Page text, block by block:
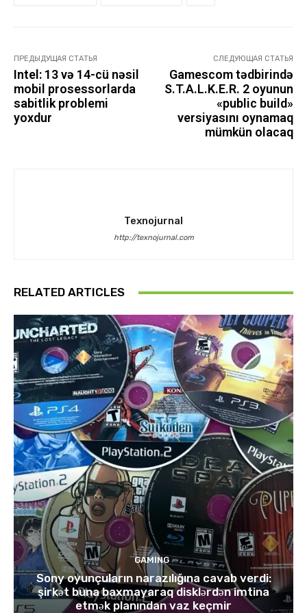
ПРЕДЫДУЩАЯ СТАТЬЯ
Intel: 13 və 14-cü nəsil
mobil prosessorlarda
sabitlik problemi
yoxdur
СЛЕДУЮЩАЯ СТАТЬЯ
Gamescom tədbirində
S.T.A.L.K.E.R. 2 oyunun
«public build»
versiyasını oynamaq
mümkün olacaq
Texnojurnal
http://texnojurnal.com
RELATED ARTICLES
GAMING
Sony oyunçuların narazılığına cavab verdi:
şirkət buna baxmayaraq disklərdən imtina
etmək planından vaz keçmir